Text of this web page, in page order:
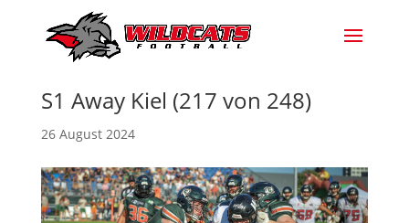
S1 Away Kiel (217 von 248)
26 August 2024